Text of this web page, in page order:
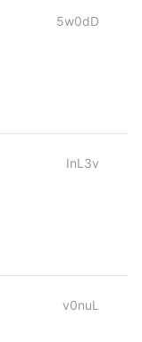
5w0dD
InL3v
v0nuL